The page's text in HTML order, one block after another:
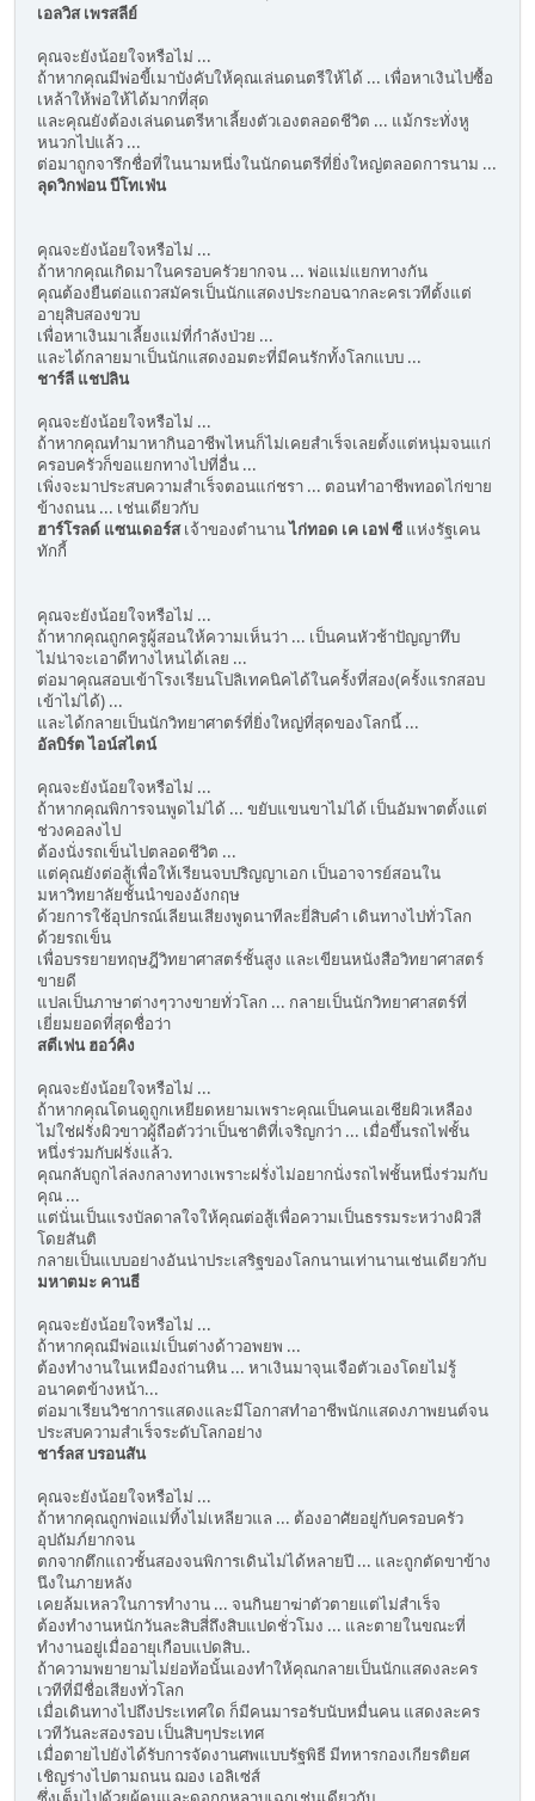
เอลวิส เพรสลีย์
คุณจะยังน้อยใจหรือไม่ ...
ถ้าหากคุณมีพ่อขี้เมาบังคับให้คุณเล่นดนตรีให้ได้ ... เพื่อหาเงินไปซื้อ
เหล้าให้พ่อให้ได้มากที่สุด
และคุณยังต้องเล่นดนตรีหาเลี้ยงตัวเองตลอดชีวิต ... แม้กระทั่งหู
หนวกไปแล้ว ...
ต่อมาถูกจารึกชื่อที่ในนามหนึ่งในนักดนตรีที่ยิ่งใหญ่ตลอดการนาม ...
ลุดวิกฟอน บีโทเฟ่น
คุณจะยังน้อยใจหรือไม่ ...
ถ้าหากคุณเกิดมาในครอบครัวยากจน ... พ่อแม่แยกทางกัน
คุณต้องยืนต่อแถวสมัครเป็นนักแสดงประกอบฉากละครเวทีตั้งแต่
อายุสิบสองขวบ
เพื่อหาเงินมาเลี้ยงแม่ที่กำลังป่วย ...
และได้กลายมาเป็นนักแสดงอมตะที่มีคนรักทั้งโลกแบบ ...
ชาร์ลี แชปลิน
คุณจะยังน้อยใจหรือไม่ ...
ถ้าหากคุณทำมาหากินอาชีพไหนก็ไม่เคยสำเร็จเลยตั้งแต่หนุ่มจนแก่
ครอบครัวก็ขอแยกทางไปที่อื่น ...
เพิ่งจะมาประสบความสำเร็จตอนแก่ชรา ... ตอนทำอาชีพทอดไก่ขาย
ข้างถนน ... เช่นเดียวกับ
ฮาร์โรลด์ แซนเดอร์สเจ้าของตำนานไก่ทอด เค เอฟ ซี แห่งรัฐเคน
ทักกี้
คุณจะยังน้อยใจหรือไม่ ...
ถ้าหากคุณถูกครูผู้สอนให้ความเห็นว่า ... เป็นคนหัวช้าปัญญาทึบ
ไม่น่าจะเอาดีทางไหนได้เลย ...
ต่อมาคุณสอบเข้าโรงเรียนโปลิเทคนิคได้ในครั้งที่สอง(ครั้งแรกสอบ
เข้าไม่ได้) ...
และได้กลายเป็นนักวิทยาศาตร์ที่ยิ่งใหญ่ที่สุดของโลกนี้ ...
อัลบิร์ต ไอน์สไตน์
คุณจะยังน้อยใจหรือไม่ ...
ถ้าหากคุณพิการจนพูดไม่ได้ ... ขยับแขนขาไม่ได้ เป็นอัมพาตตั้งแต่
ช่วงคอลงไป
ต้องนั่งรถเข็นไปตลอดชีวิต ...
แต่คุณยังต่อสู้เพื่อให้เรียนจบปริญญาเอก เป็นอาจารย์สอนใน
มหาวิทยาลัยชั้นนำของอังกฤษ
ด้วยการใช้อุปกรณ์เลียนเสียงพูดนาทีละยี่สิบคำ เดินทางไปทั่วโลก
ด้วยรถเข็น
เพื่อบรรยายทฤษฎีวิทยาศาสตร์ชั้นสูง และเขียนหนังสือวิทยาศาสตร์
ขายดี
แปลเป็นภาษาต่างๆวางขายทั่วโลก ... กลายเป็นนักวิทยาศาสตร์ที่
เยี่ยมยอดที่สุดชื่อว่า
สตีเฟน ฮอว์คิง
คุณจะยังน้อยใจหรือไม่ ...
ถ้าหากคุณโดนดูถูกเหยียดหยามเพราะคุณเป็นคนเอเชียผิวเหลือง
ไม่ใช่ฝรั่งผิวขาวผู้ถือตัวว่าเป็นชาติที่เจริญกว่า ... เมื่อขึ้นรถไฟชั้น
หนึ่งร่วมกับฝรั่งแล้ว.
คุณกลับถูกไล่ลงกลางทางเพราะฝรั่งไม่อยากนั่งรถไฟชั้นหนึ่งร่วมกับ
คุณ ...
แต่นั่นเป็นแรงบัลดาลใจให้คุณต่อสู้เพื่อความเป็นธรรมระหว่างผิวสี
โดยสันติ
กลายเป็นแบบอย่างอันน่าประเสริฐของโลกนานเท่านานเช่นเดียวกับ
มหาตมะ คานธี
คุณจะยังน้อยใจหรือไม่ ...
ถ้าหากคุณมีพ่อแม่เป็นต่างด้าวอพยพ ...
ต้องทำงานในเหมืองถ่านหิน ... หาเงินมาจุนเจือตัวเองโดยไม่รู้
อนาคตข้างหน้า...
ต่อมาเรียนวิชาการแสดงและมีโอกาสทำอาชีพนักแสดงภาพยนต์จน
ประสบความสำเร็จระดับโลกอย่าง
ชาร์ลส บรอนสัน
คุณจะยังน้อยใจหรือไม่ ...
ถ้าหากคุณถูกพ่อแม่ทิ้งไม่เหลียวแล ... ต้องอาศัยอยู่กับครอบครัว
อุปถัมภ์ยากจน
ตกจากตึกแถวชั้นสองจนพิการเดินไม่ได้หลายปี ... และถูกตัดขาข้าง
นึงในภายหลัง
เคยล้มเหลวในการทำงาน ... จนกินยาฆ่าตัวตายแต่ไม่สำเร็จ
ต้องทำงานหนักวันละสิบสี่ถึงสิบแปดชั่วโมง ... และตายในขณะที่
ทำงานอยู่เมื่ออายุเกือบแปดสิบ..
ถ้าความพยายามไม่ย่อท้อนั้นเองทำให้คุณกลายเป็นนักแสดงละคร
เวทีที่มีชื่อเสียงทั่วโลก
เมื่อเดินทางไปถึงประเทศใด ก็มีคนมารอรับนับหมื่นคน แสดงละคร
เวทีวันละสองรอบ เป็นสิบๆประเทศ
เมื่อตายไปยังได้รับการจัดงานศพแบบรัฐพิธี มีทหารกองเกียรติยศ
เชิญร่างไปตามถนน ฌอง เอลิเซ่ส์